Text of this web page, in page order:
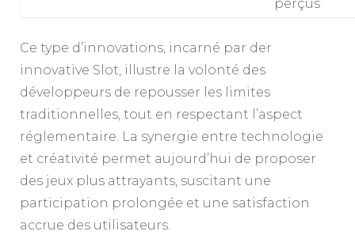
perçus
Ce type d’innovations, incarné par der
innovative Slot, illustre la volonté des
développeurs de repousser les limites
traditionnelles, tout en respectant l’aspect
réglementaire. La synergie entre technologie
et créativité permet aujourd’hui de proposer
des jeux plus attrayants, suscitant une
participation prolongée et une satisfaction
accrue des utilisateurs.